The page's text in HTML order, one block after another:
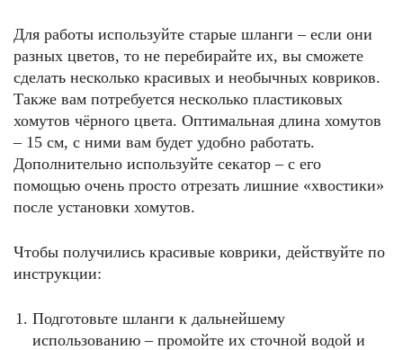
Для работы используйте старые шланги – если они
разных цветов, то не перебирайте их, вы сможете
сделать несколько красивых и необычных ковриков.
Также вам потребуется несколько пластиковых
хомутов чёрного цвета. Оптимальная длина хомутов
– 15 см, с ними вам будет удобно работать.
Дополнительно используйте секатор – с его
помощью очень просто отрезать лишние «хвостики»
после установки хомутов.
Чтобы получились красивые коврики, действуйте по
инструкции:
Подготовьте шланги к дальнейшему
использованию – промойте их сточной водой и